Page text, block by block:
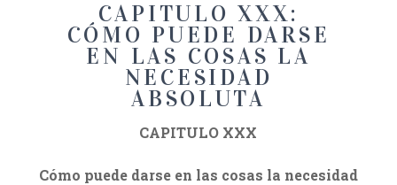
CAPITULO XXX:
CÓMO PUEDE DARSE
EN LAS COSAS LA
NECESIDAD
ABSOLUTA
CAPITULO XXX
Cómo puede darse en las cosas la necesidad